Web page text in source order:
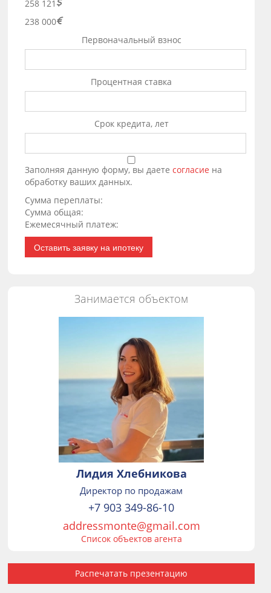
258 121
238 000
Первоначальный взнос
Процентная ставка
Срок кредита, лет
Заполняя данную форму, вы даетесогласие на
обработку ваших данных.
Сумма переплаты:
Сумма общая:
Ежемесячный платеж:
Оставить заявку на ипотеку
Занимается объектом
Лидия Хлебникова
Директор по продажам
+7 903 349-86-10
addressmonte@gmail.com
Список объектов агента
Распечатать презентацию